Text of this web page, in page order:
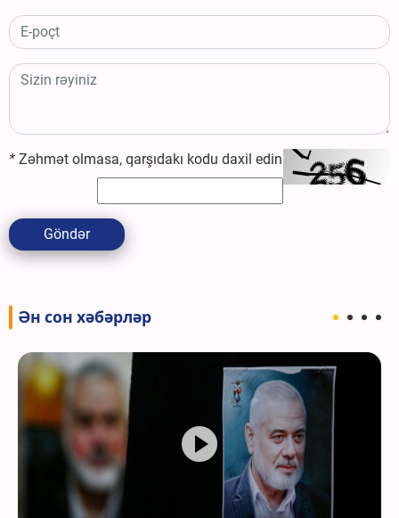
* Zəhmət olmasa, qarşıdakı kodu daxil edin
Göndər
Ән сон хәбәрләр